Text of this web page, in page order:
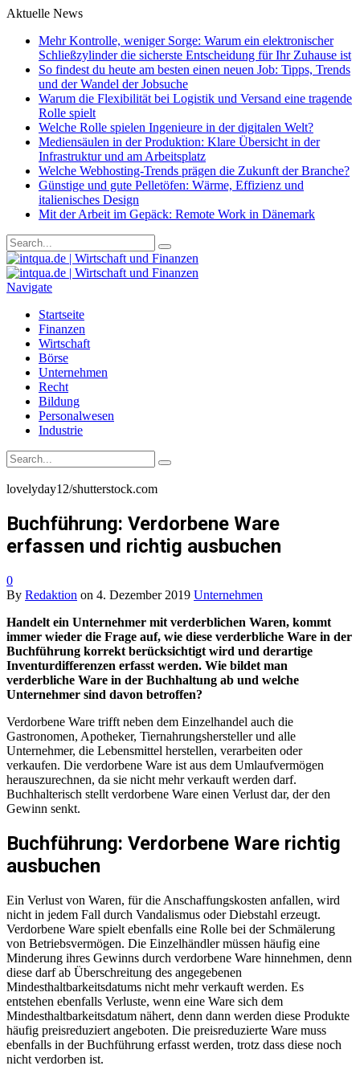
Aktuelle News
Mehr Kontrolle, weniger Sorge: Warum ein elektronischer
Schließzylinder die sicherste Entscheidung für Ihr Zuhause ist
So findest du heute am besten einen neuen Job: Tipps, Trends
und der Wandel der Jobsuche
Warum die Flexibilität bei Logistik und Versand eine tragende
Rolle spielt
Welche Rolle spielen Ingenieure in der digitalen Welt?
Mediensäulen in der Produktion: Klare Übersicht in der
Infrastruktur und am Arbeitsplatz
Welche Webhosting-Trends prägen die Zukunft der Branche?
Günstige und gute Pelletöfen: Wärme, Effizienz und
italienisches Design
Mit der Arbeit im Gepäck: Remote Work in Dänemark
Navigate
Startseite
Finanzen
Wirtschaft
Börse
Unternehmen
Recht
Bildung
Personalwesen
Industrie
lovelyday12/shutterstock.com
Buchführung: Verdorbene Ware
erfassen und richtig ausbuchen
0
By Redaktion on 4. Dezember 2019 Unternehmen
Handelt ein Unternehmer mit verderblichen Waren, kommt
immer wieder die Frage auf, wie diese verderbliche Ware in der
Buchführung korrekt berücksichtigt wird und derartige
Inventurdifferenzen erfasst werden. Wie bildet man
verderbliche Ware in der Buchhaltung ab und welche
Unternehmer sind davon betroffen?
Verdorbene Ware trifft neben dem Einzelhandel auch die
Gastronomen, Apotheker, Tiernahrungshersteller und alle
Unternehmer, die Lebensmittel herstellen, verarbeiten oder
verkaufen. Die verdorbene Ware ist aus dem Umlaufvermögen
herauszurechnen, da sie nicht mehr verkauft werden darf.
Buchhalterisch stellt verdorbene Ware einen Verlust dar, der den
Gewinn senkt.
Buchführung: Verdorbene Ware richtig
ausbuchen
Ein Verlust von Waren, für die Anschaffungskosten anfallen, wird
nicht in jedem Fall durch Vandalismus oder Diebstahl erzeugt.
Verdorbene Ware spielt ebenfalls eine Rolle bei der Schmälerung
von Betriebsvermögen. Die Einzelhändler müssen häufig eine
Minderung ihres Gewinns durch verdorbene Ware hinnehmen, denn
diese darf ab Überschreitung des angegebenen
Mindesthaltbarkeitsdatums nicht mehr verkauft werden. Es
entstehen ebenfalls Verluste, wenn eine Ware sich dem
Mindesthaltbarkeitsdatum nähert, denn dann werden diese Produkte
häufig preisreduziert angeboten. Die preisreduzierte Ware muss
ebenfalls in der Buchführung erfasst werden, trotz dass diese noch
nicht verdorben ist.